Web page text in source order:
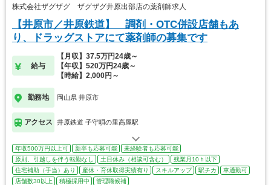
株式会社ザグザグ ザグザグ井原出部店の薬剤師求人
【井原市／井原鉄道】 調剤・OTC併設店舗もあ
り、ドラッグストアにて薬剤師の募集です
給与
【月収】37.5万円24歳～
【年収】520万円24歳～
【時給】2,000円～
勤務地 岡山県 井原市
アクセス 井原鉄道 子守唄の里高屋駅
年収500万円以上可 新卒も応募可能
未経験者も応募可能
原則、引越しを伴う転勤なし
土日休み（相談可含む）
残業月10ｈ以下
住宅補助（手当）あり
産休・育休取得実績有り スキルアップ 駅チカ
車通勤可
店舗数30以上
積極採用中 管理職候補